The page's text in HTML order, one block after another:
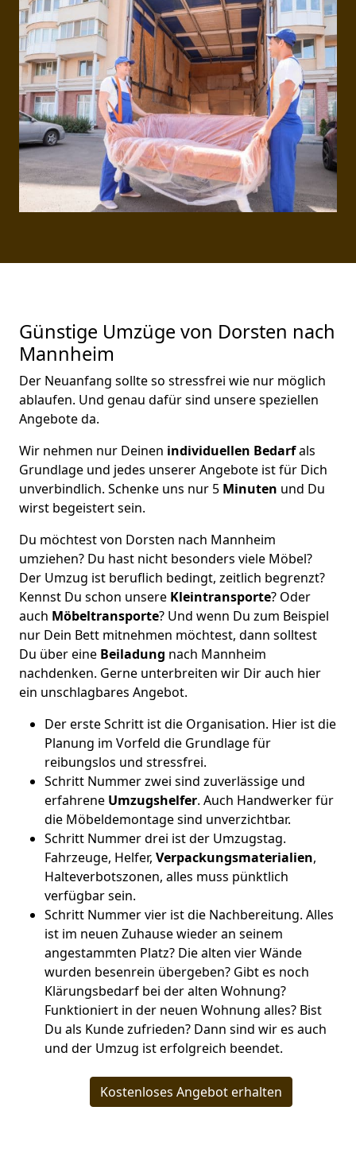
Günstige Umzüge von Dorsten nach
Mannheim
Der Neuanfang sollte so stressfrei wie nur möglich
ablaufen. Und genau dafür sind unsere speziellen
Angebote da.
Wir nehmen nur Deinen individuellen Bedarfals
Grundlage und jedes unserer Angebote ist für Dich
unverbindlich. Schenke uns nur 5 Minuten und Du
wirst begeistert sein.
Du möchtest von Dorsten nach Mannheim
umziehen? Du hast nicht besonders viele Möbel?
Der Umzug ist beruflich bedingt, zeitlich begrenzt?
Kennst Du schon unsere Kleintransporte? Oder
auch Möbeltransporte? Und wenn Du zum Beispiel
nur Dein Bett mitnehmen möchtest, dann solltest
Du über eine Beiladung nach Mannheim
nachdenken. Gerne unterbreiten wir Dir auch hier
ein unschlagbares Angebot.
Der erste Schritt ist die Organisation. Hier ist die
Planung im Vorfeld die Grundlage für
reibungslos und stressfrei.
Schritt Nummer zwei sind zuverlässige und
erfahrene Umzugshelfer. Auch Handwerker für
die Möbeldemontage sind unverzichtbar.
Schritt Nummer drei ist der Umzugstag.
Fahrzeuge, Helfer, Verpackungsmaterialien,
Halteverbotszonen, alles muss pünktlich
verfügbar sein.
Schritt Nummer vier ist die Nachbereitung. Alles
ist im neuen Zuhause wieder an seinem
angestammten Platz? Die alten vier Wände
wurden besenrein übergeben? Gibt es noch
Klärungsbedarf bei der alten Wohnung?
Funktioniert in der neuen Wohnung alles? Bist
Du als Kunde zufrieden? Dann sind wir es auch
und der Umzug ist erfolgreich beendet.
Kostenloses Angebot erhalten